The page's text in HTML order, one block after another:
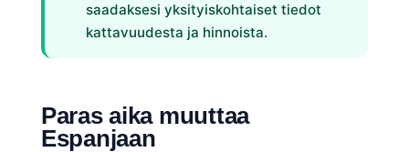
saadaksesi yksityiskohtaiset tiedot
kattavuudesta ja hinnoista.
Paras aika muuttaa
Espanjaan